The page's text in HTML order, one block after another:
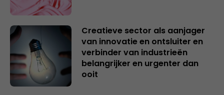
Creatieve sector als aanjager
van innovatie en ontsluiter en
verbinder van industrieën
belangrijker en urgenter dan
ooit